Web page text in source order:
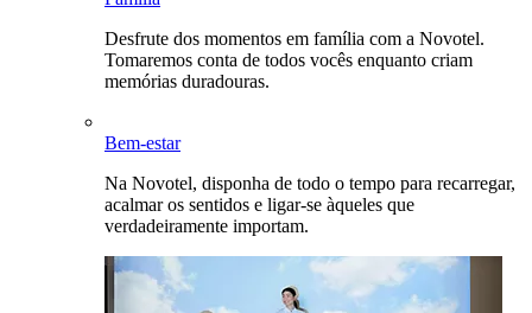
Desfrute dos momentos em família com a Novotel.
Tomaremos conta de todos vocês enquanto criam
memórias duradouras.
Bem-estar
Na Novotel, disponha de todo o tempo para recarregar,
acalmar os sentidos e ligar-se àqueles que
verdadeiramente importam.